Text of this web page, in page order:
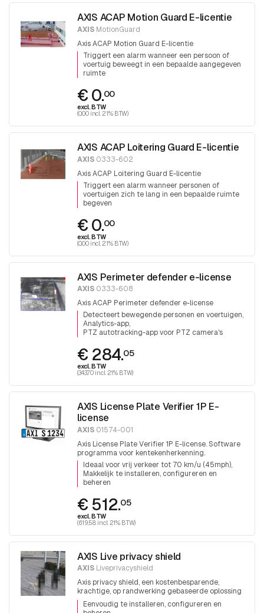
AXIS ACAP Motion Guard E-licentie
AXIS MotionGuard
Axis ACAP Motion Guard E-licentie
Triggert een alarm wanneer een persoon of
voertuig beweegt in een bepaalde aangegeven
ruimte
€ 0.00
excl. BTW
(0.00 incl. 21% BTW)
AXIS ACAP Loitering Guard E-licentie
AXIS 0333-602
Axis ACAP Loitering Guard E-licentie
Triggert een alarm wanneer personen of
voertuigen zich te lang in een bepaalde ruimte
begeven
€ 0.00
excl. BTW
(0.00 incl. 21% BTW)
AXIS Perimeter defender e-license
AXIS 0333-608
Axis ACAP Perimeter defender e-license
Detecteert bewegende personen en voertuigen
Analytics-app
PTZ autotracking-app voor PTZ camera's
€ 284.05
excl. BTW
(343.70 incl. 21% BTW)
AXIS License Plate Verifier 1P E-
license
AXIS 01574-001
Axis License Plate Verifier 1P E-license. Software
programma voor kentekenherkenning.
Ideaal voor vrij verkeer tot 70 km/u (45mph)
Makkelijk te installeren, configureren en
beheren
€ 512.05
excl. BTW
(619.58 incl. 21% BTW)
AXIS Live privacy shield
AXIS Liveprivacyshield
Axis privacy shield, een kostenbesparende,
krachtige, op randwerking gebaseerde oplossing
om privacy te beschermen.
Eenvoudig te installeren, configureren en